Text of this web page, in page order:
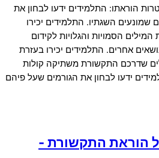
הוראתו: התלמידים ידעו לבחון את
שמונעים השגתיו. התלמידים יכירו
הסמויות והגלויות לקידום
אחרים. התלמידים יכירו בעזרת
שדרכם התקשורת משתיקה קולות
ידעו לבחון את הגורמים שעל פיהם
הוראת התקשורת -